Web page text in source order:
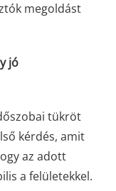
megoldást
jó
tükröt
kérdés, amit
az adott
a felületekkel.